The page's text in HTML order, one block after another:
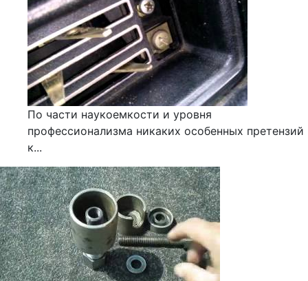
По части наукоемкости и уровня
профессионализма никаких особенных претензий
к...